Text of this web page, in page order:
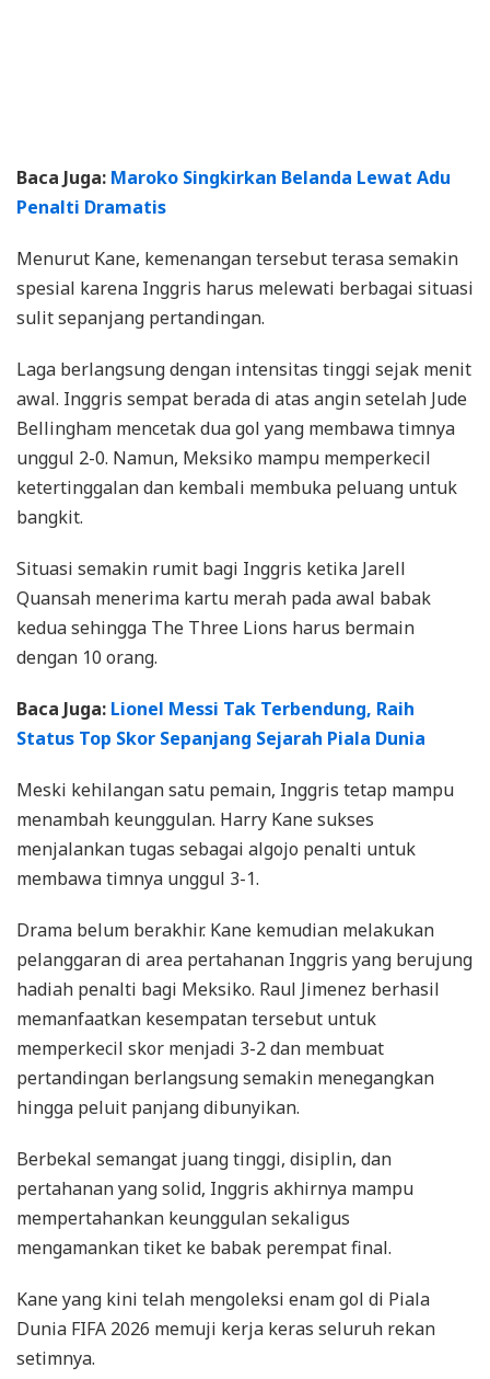
Baca Juga: Maroko Singkirkan Belanda Lewat Adu
Penalti Dramatis
Menurut Kane, kemenangan tersebut terasa semakin
spesial karena Inggris harus melewati berbagai situasi
sulit sepanjang pertandingan.
Laga berlangsung dengan intensitas tinggi sejak menit
awal. Inggris sempat berada di atas angin setelah Jude
Bellingham mencetak dua gol yang membawa timnya
unggul 2-0. Namun, Meksiko mampu memperkecil
ketertinggalan dan kembali membuka peluang untuk
bangkit.
Situasi semakin rumit bagi Inggris ketika Jarell
Quansah menerima kartu merah pada awal babak
kedua sehingga The Three Lions harus bermain
dengan 10 orang.
Baca Juga: Lionel Messi Tak Terbendung, Raih
Status Top Skor Sepanjang Sejarah Piala Dunia
Meski kehilangan satu pemain, Inggris tetap mampu
menambah keunggulan. Harry Kane sukses
menjalankan tugas sebagai algojo penalti untuk
membawa timnya unggul 3-1.
Drama belum berakhir. Kane kemudian melakukan
pelanggaran di area pertahanan Inggris yang berujung
hadiah penalti bagi Meksiko. Raul Jimenez berhasil
memanfaatkan kesempatan tersebut untuk
memperkecil skor menjadi 3-2 dan membuat
pertandingan berlangsung semakin menegangkan
hingga peluit panjang dibunyikan.
Berbekal semangat juang tinggi, disiplin, dan
pertahanan yang solid, Inggris akhirnya mampu
mempertahankan keunggulan sekaligus
mengamankan tiket ke babak perempat final.
Kane yang kini telah mengoleksi enam gol di Piala
Dunia FIFA 2026 memuji kerja keras seluruh rekan
setimnya.